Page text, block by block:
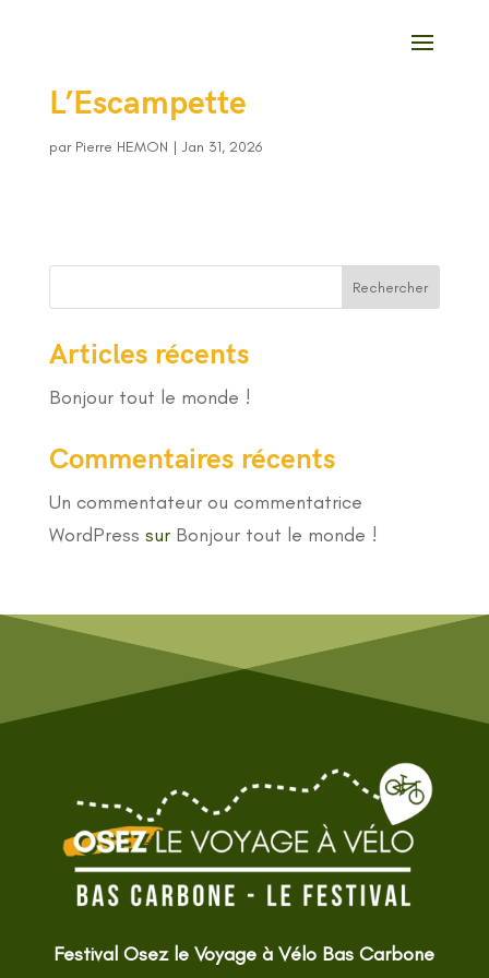
L’Escampette
par Pierre HEMON |Jan 31, 2026
Rechercher
Articles récents
Bonjour tout le monde !
Commentaires récents
Un commentateur ou commentatrice
WordPress sur Bonjour tout le monde !
Festival Osez le Voyage à Vélo Bas Carbone